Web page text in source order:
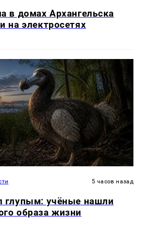
в домах Архангельска
на электросетях
5 часов назад
глупым: учёные нашли
образа жизни